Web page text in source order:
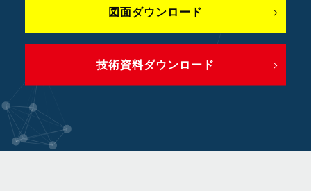
図面ダウンロード
技術資料ダウンロード